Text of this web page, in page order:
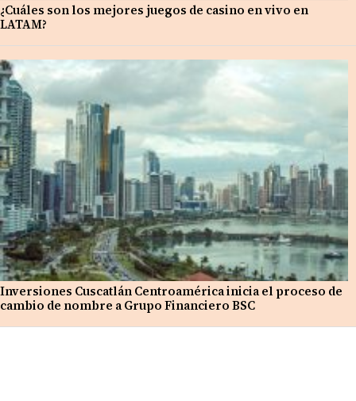
¿Cuáles son los mejores juegos de casino en vivo en
LATAM?
Inversiones Cuscatlán Centroamérica inicia el proceso de
cambio de nombre a Grupo Financiero BSC